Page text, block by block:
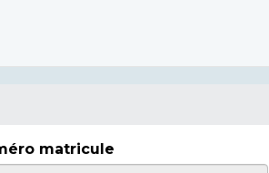
matricule